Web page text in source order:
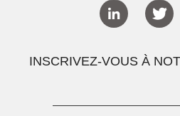
INSCRIVEZ-VOUS À